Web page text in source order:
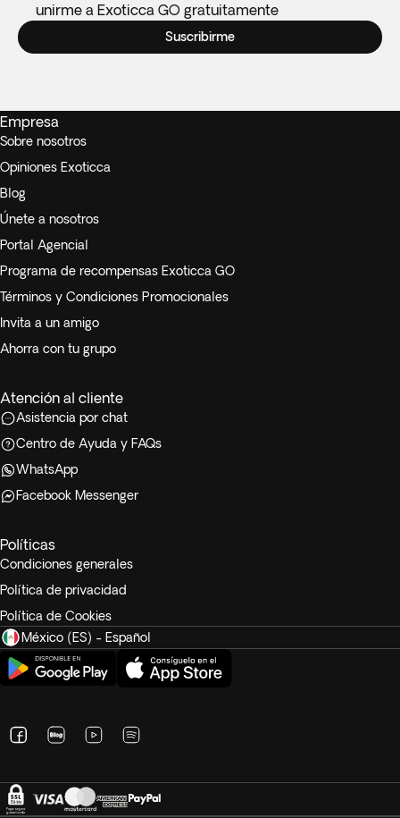
unirme a Exoticca GO gratuitamente
Suscribirme
Empresa
Sobre nosotros
Opiniones Exoticca
Blog
Únete a nosotros
Portal Agencial
Programa de recompensas Exoticca GO
Términos y Condiciones Promocionales
Invita a un amigo
Ahorra con tu grupo
Atención al cliente
Asistencia por chat
Centro de Ayuda y FAQs
WhatsApp
Facebook Messenger
Políticas
Condiciones generales
Política de privacidad
Política de Cookies
México (ES) - Español